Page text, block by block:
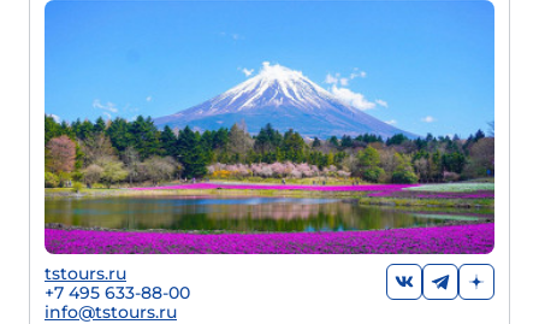
tstours.ru
+7 495 633-88-00
info@tstours.ru